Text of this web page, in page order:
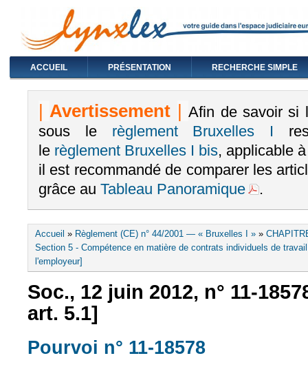
ACCUEIL PRÉSENTATION RECHERCHE SIMPLE
|Avertissement | Afin de savoir si
sous le règlement Bruxelles I
le règlement Bruxelles I bis, applicable
il est recommandé de comparer les
grâce au Tableau Panoramique .
Vous êtes ici
Accueil » Règlement (CE) n° 44/2001 — « Bruxelles I » »
Section 5 - Compétence en matière de contrats individuels de
l'employeur]
Soc., 12 juin 2012, n° 11-
art. 5.1]
Pourvoi n° 11-18578